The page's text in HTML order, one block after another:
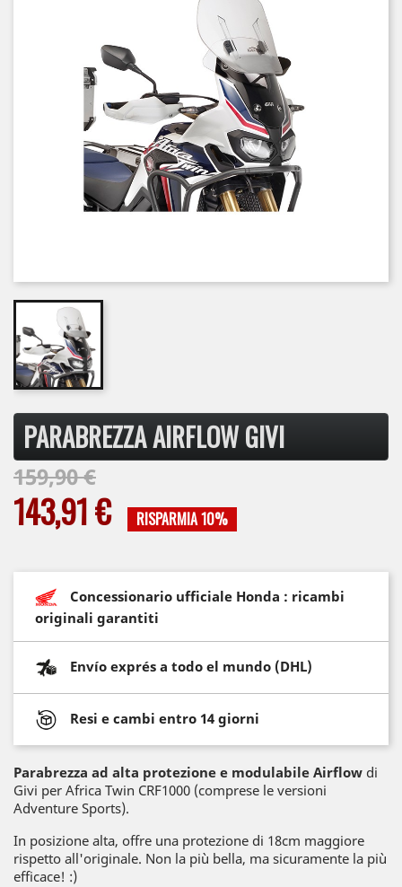
PARABREZZA AIRFLOW GIVI
159,90 €
143,91 € RISPARMIA 10%
Concessionario ufficiale Honda : ricambi
originali garantiti
Envío exprés a todo el mundo (DHL)
Resi e cambi entro 14 giorni
Parabrezza ad alta protezione e modulabile Airflow di
Givi per Africa Twin CRF1000 (comprese le versioni
Adventure Sports).
In posizione alta, offre una protezione di 18cm maggiore
rispetto all'originale. Non la più bella, ma sicuramente la più
efficace! :)